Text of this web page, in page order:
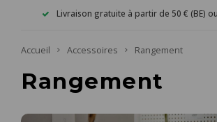
Livraison gratuite à partir de 50 € (BE) ou
Accueil Accessoires Rangement
Rangement